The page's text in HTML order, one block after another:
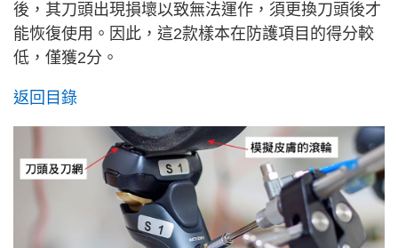
後，其刀頭出現損壞以致無法運作，須更換刀頭後才
能恢復使用。因此，這2款樣本在防護項目的得分較
低，僅獲2分。
返回目錄